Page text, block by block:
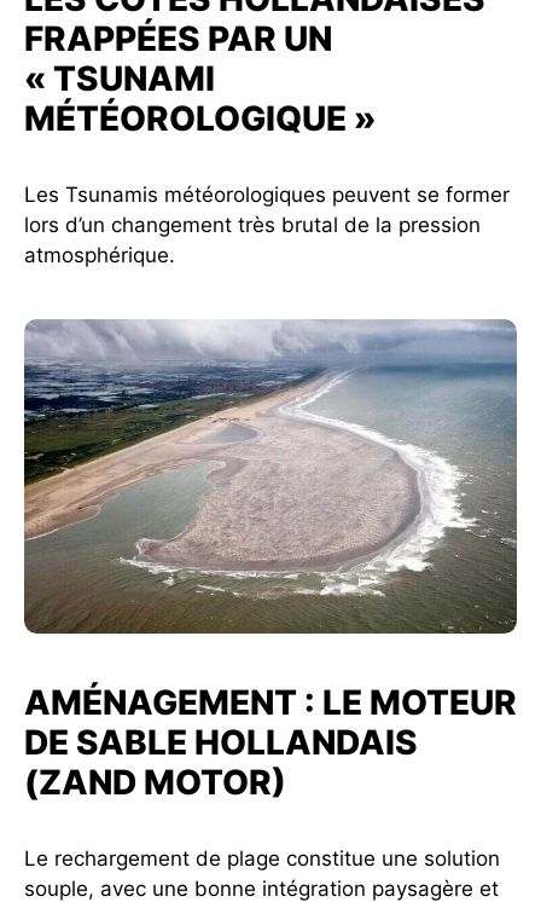
FRAPPÉES PAR UN
« TSUNAMI
MÉTÉOROLOGIQUE »
Les Tsunamis météorologiques peuvent se former
lors d’un changement très brutal de la pression
atmosphérique.
AMÉNAGEMENT : LE MOTEUR
DE SABLE HOLLANDAIS
(ZAND MOTOR)
Le rechargement de plage constitue une solution
souple, avec une bonne intégration paysagère et